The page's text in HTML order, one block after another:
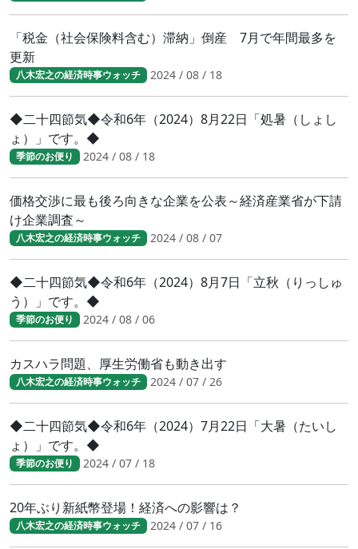
「税金（社会保険料含む）滞納」倒産 7月で年間最多を
更新
八木宏之の経済時事ウォッチ 2024 / 08 / 18
◆二十四節気◆令和6年（2024）8月22日「処暑（しょし
ょ）」です。◆
季節のお便り 2024 / 08 / 18
価格交渉に最も後ろ向きな企業を公表～経済産業省が下請
け企業調査～
八木宏之の経済時事ウォッチ 2024 / 08 / 07
◆二十四節気◆令和6年（2024）8月7日「立秋（りっしゅ
う）」です。◆
季節のお便り 2024 / 08 / 06
カスハラ問題、厚生労働省も動き出す
八木宏之の経済時事ウォッチ 2024 / 07 / 26
◆二十四節気◆令和6年（2024）7月22日「大暑（たいし
ょ）」です。◆
季節のお便り 2024 / 07 / 18
20年ぶり新紙幣登場！経済への影響は？
八木宏之の経済時事ウォッチ 2024 / 07 / 16